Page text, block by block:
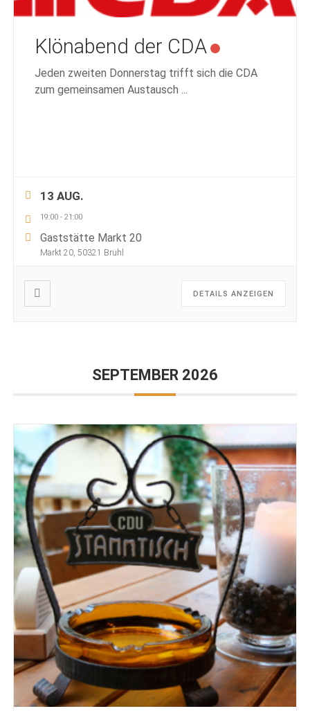
Klönabend der CDA
Jeden zweiten Donnerstag trifft sich die CDA
zum gemeinsamen Austausch...
13 AUG.
19:00 -21:00
Gaststätte Markt 20
Markt 20, 50321 Brühl
DETAILS ANZEIGEN
SEPTEMBER 2026